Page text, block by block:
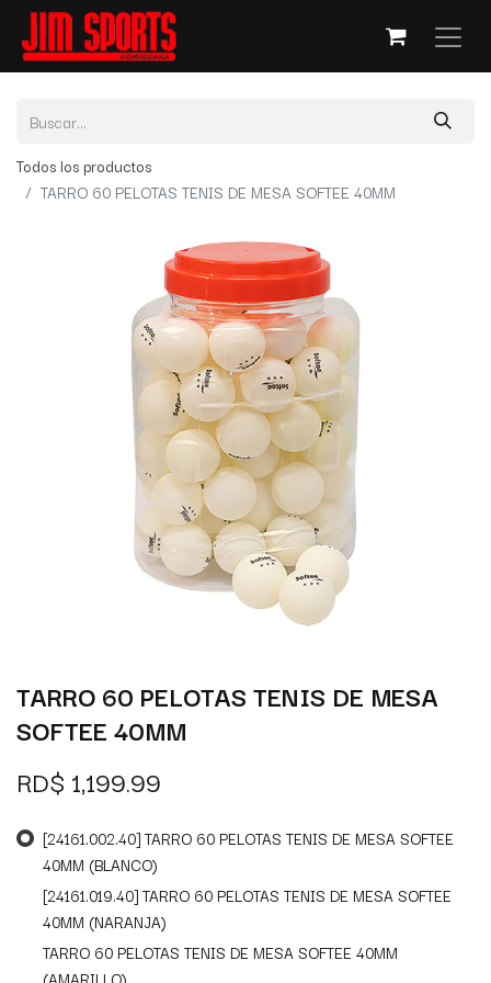
Todos los productos
TARRO 60 PELOTAS TENIS DE MESA SOFTEE 40MM
TARRO 60 PELOTAS TENIS DE MESA
SOFTEE 40MM
RD$ 1,199.99
[24161.002.40] TARRO 60 PELOTAS TENIS DE MESA SOFTEE
40MM (BLANCO)
[24161.019.40] TARRO 60 PELOTAS TENIS DE MESA SOFTEE
40MM (NARANJA)
TARRO 60 PELOTAS TENIS DE MESA SOFTEE 40MM